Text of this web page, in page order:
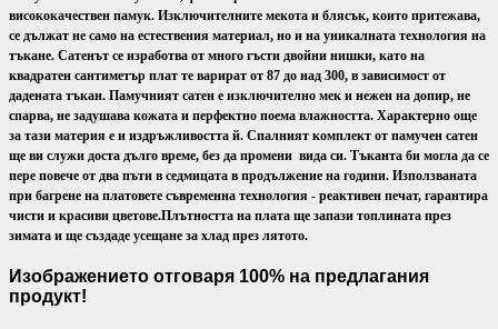
висококачествен памук. Изключителните мекота и блясък, които притежава,
се дължат не само на естествения материал, но и на уникалната технология на
тъкане. Сатенът се изработва от много гъсти двойни нишки, като на
квадратен сантиметър плат те варират от 87 до над 300, в зависимост от
дадената тъкан. Памучният сатен е изключително мек и нежен на допир, не
спарва, не задушава кожата и перфектно поема влажността. Характерно още
за тази материя е и издръжливостта й. Спалният комплект от памучен сатен
ще ви служи доста дълго време, без да промени вида си. Тъканта би могла да се
пере повече от два пъти в седмицата в продължение на години. Използваната
при багрене на платовете съвременна технология - реактивен печат, гарантира
чисти и красиви цветове.Плътността на плата ще запази топлината през
зимата и ще създаде усещане за хлад през лятото.
Изображението отговаря 100% на предлагания
продукт!